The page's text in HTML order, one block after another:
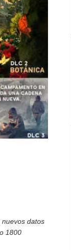
nuevos datos
1800